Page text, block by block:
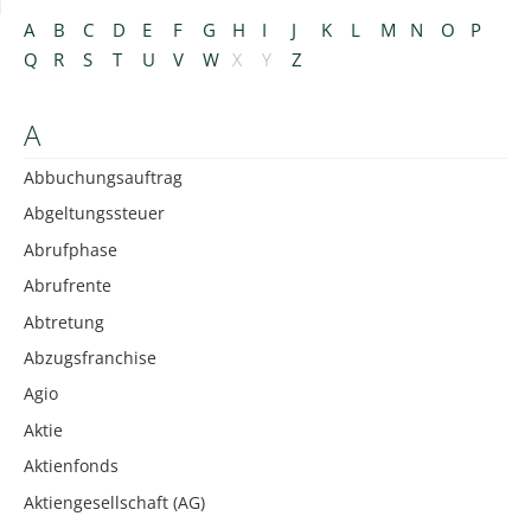
A B C D E F G H I J K L M N O
P
Q
R S T U V W X Y Z
A
Abbuchungsauftrag
Abgeltungssteuer
Abrufphase
Abrufrente
Abtretung
Abzugsfranchise
Agio
Aktie
Aktienfonds
Aktiengesellschaft (AG)